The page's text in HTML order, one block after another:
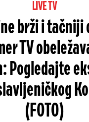
LIVE TV
brži i tačniji
TV
Pogledajte
(FOTO)